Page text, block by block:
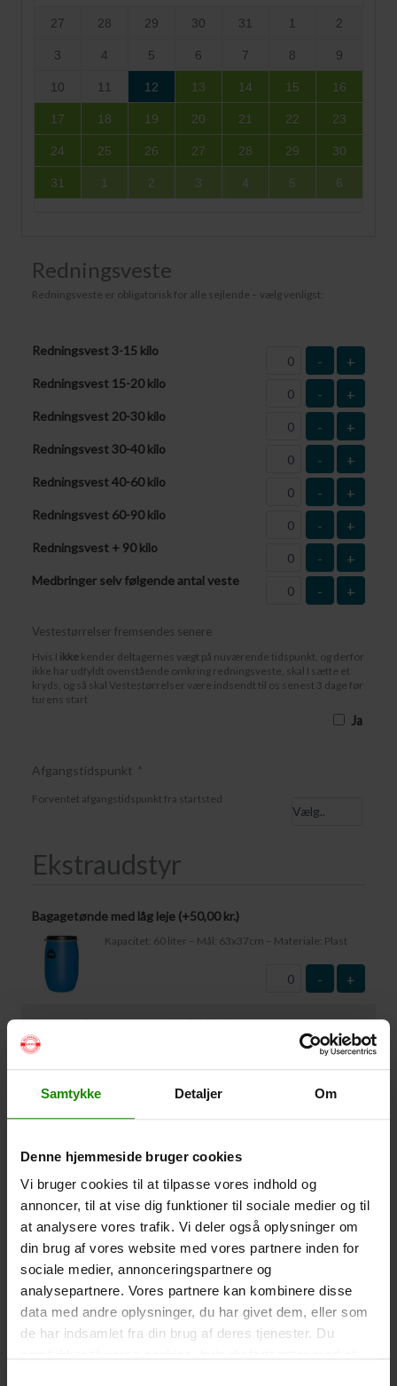
Samtykke Detaljer Om
Denne hjemmeside bruger cookies
Vi bruger cookies til at tilpasse vores indhold og
annoncer, til at vise dig funktioner til sociale medier og til
at analysere vores trafik. Vi deler også oplysninger om
din brug af vores website med vores partnere inden for
sociale medier, annonceringspartnere og
analysepartnere. Vores partnere kan kombinere disse
data med andre oplysninger, du har givet dem, eller som
de har indsamlet fra din brug af deres tjenester. Du
27 28 29 30 31 1 2
3 4 5 6 7 8 9
10 11 12 13 14 15 16
17 18 19 20 21 22 23
24 25 26 27 28 29 30
31 1 2 3 4 5 6
Redningsveste
Redningsveste er obligatorisk for alle sejlende – vælg venligst:
Redningsvest 3-15 kilo
- +
Redningsvest 15-20 kilo
- +
Redningsvest 20-30 kilo
- +
Redningsvest 30-40 kilo
- +
Redningsvest 40-60 kilo
- +
Redningsvest 60-90 kilo
- +
Redningsvest + 90 kilo
- +
Medbringer selv følgende antal veste
- +
Vestestørrelser fremsendes senere
Hvis I ikke kender deltagernes vægt på nuværende tidspunkt, og derfor
ikke har udfyldt ovenstående omkring redningsveste, skal I sætte et
kryds, og så skal Vestestørrelser være indsendt til os senest 3 dage før
turens start
Ja
Afgangstidspunkt *
Forventet afgangstidspunkt fra startsted
Ekstraudstyr
Bagagetønde med låg leje (+50,00kr.)
Kapacitet: 60 liter – Mål: 63x37cm – Materiale: Plast
- +
Vandtæt Pakpose Large (+95,00kr.)
Volumen: 36 liter – Størrelse: 30x30x61cm. –
-
100% Polyester
- +
Vandtæt Smartphone Etui (+60,00kr.)
Størrelse 22,5×11,5cm. Telefonen kan betjenes når
den er i etuiet. Vandtæt ned til 1 meter.